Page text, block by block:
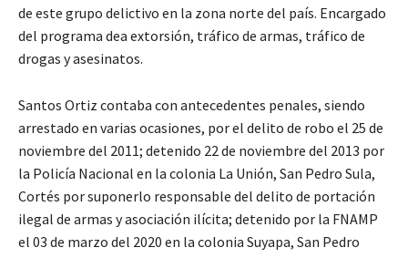
de este grupo delictivo en la zona norte del país. Encargado
del programa dea extorsión, tráfico de armas, tráfico de
drogas y asesinatos.
Santos Ortiz contaba con antecedentes penales, siendo
arrestado en varias ocasiones, por el delito de robo el 25 de
noviembre del 2011; detenido 22 de noviembre del 2013 por
la Policía Nacional en la colonia La Unión, San Pedro Sula,
Cortés por suponerlo responsable del delito de portación
ilegal de armas y asociación ilícita; detenido por la FNAMP
el 03 de marzo del 2020 en la colonia Suyapa, San Pedro